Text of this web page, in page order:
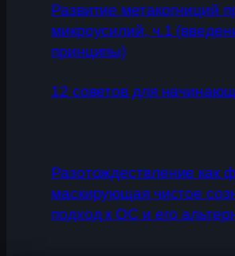
Развитие метакогниций
микроусилий, ч.1
принципы)
12 советов для
Разотождествление как
маскирующая чистое
подход к ОС и его